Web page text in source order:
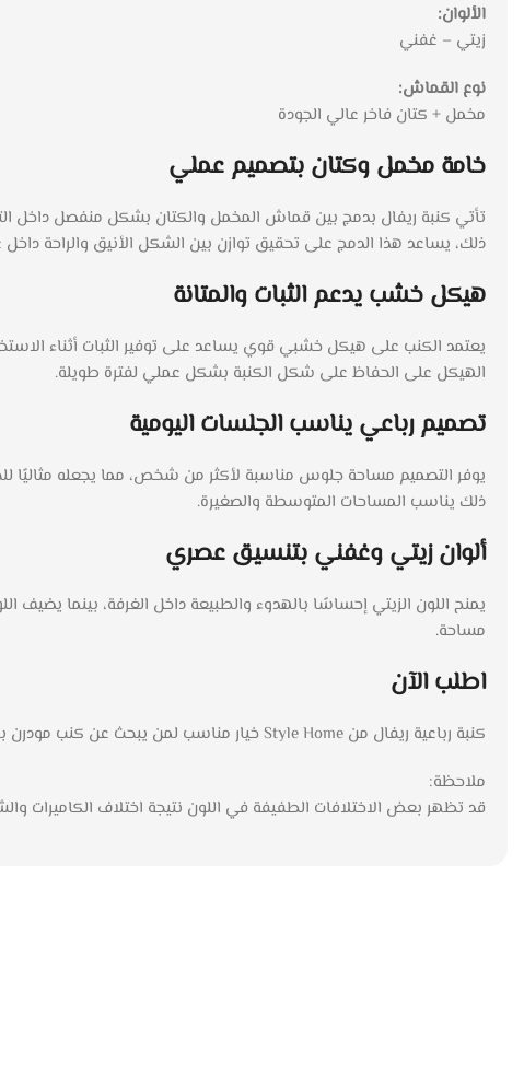
الألوان:
زيتي – غفني
نوع القماش:
مخمل + كتان فاخر عالي الجودة
خامة مخمل وكتان بتصميم عملي
تأتي كنبة ريفال بدمج بين قماش المخمل والكتان بشكل منفصل داخل
ذلك، يساعد هذا الدمج على تحقيق توازن بين الشكل الأنيق والراحة
هيكل خشب يدعم الثبات والمتانة
يعتمد الكنب على هيكل خشبي قوي يساعد على توفير الثبات أثناء
الهيكل على الحفاظ على شكل الكنبة بشكل عملي لفترة طويلة.
تصميم رباعي يناسب الجلسات اليومية
يوفر التصميم مساحة جلوس مناسبة لأكثر من شخص، مما يجعله مثاليًا
ذلك يناسب المساحات المتوسطة والصغيرة.
ألوان زيتي وغفني بتنسيق عصري
يمنح اللون الزيتي إحساسًا بالهدوء والطبيعة داخل الغرفة، بينما
مساحة.
اطلب الآن
كنبة رباعية ريفال من Style Home خيار مناسب لمن يبحث عن كنب مودرن بخامة مخمل وكتان وتصميم عملي يناسب الاستخدام اليومي. اطلبها الآن واستمتع بقطعة تضيف لمسة فخامة وعصرية إلى منزلك.
ملاحظة:
قد تظهر بعض الاختلافات الطفيفة في اللون نتيجة اختلاف الكاميرات